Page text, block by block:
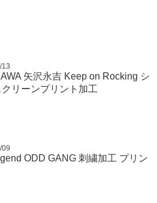
13
矢沢永吉 Keep on Rocking シ
クリーンプリント加工
09
ODD GANG 刺繍加工 プリン